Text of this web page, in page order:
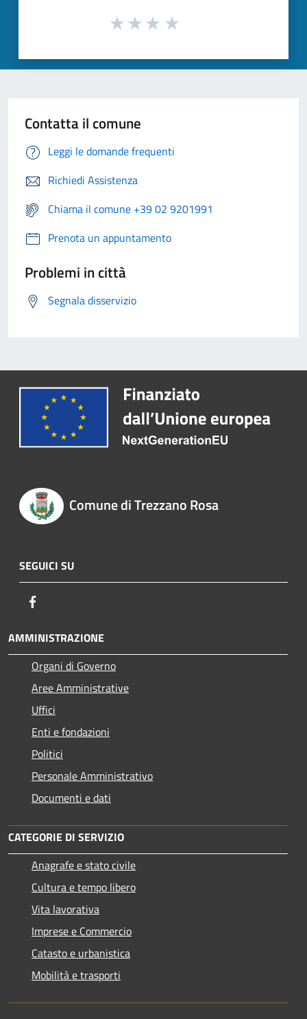
Contatta il comune
Leggi le domande frequenti
Richiedi Assistenza
Chiama il comune +39 02 9201991
Prenota un appuntamento
Problemi in città
Segnala disservizio
Comune di Trezzano Rosa
SEGUICI SU
AMMINISTRAZIONE
Organi di Governo
Aree Amministrative
Uffici
Enti e fondazioni
Politici
Personale Amministrativo
Documenti e dati
CATEGORIE DI SERVIZIO
Anagrafe e stato civile
Cultura e tempo libero
Vita lavorativa
Imprese e Commercio
Catasto e urbanistica
Mobilità e trasporti